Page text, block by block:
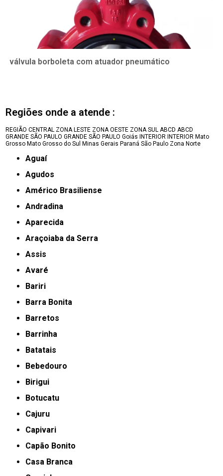
válvula borboleta com atuador pneumático
Regiões onde a atende :
REGIÃO CENTRAL ZONA LESTE ZONA OESTE ZONA SUL ABCD ABCD
GRANDE SÃO PAULO GRANDE SÃO PAULO Goiás INTERIOR INTERIOR Mato
Grosso Mato Grosso do Sul Minas Gerais Paraná São Paulo Zona Norte
Aguaí
Agudos
Américo Brasiliense
Andradina
Aparecida
Araçoiaba da Serra
Assis
Avaré
Bariri
Barra Bonita
Barretos
Barrinha
Batatais
Bebedouro
Birigui
Botucatu
Cajuru
Capivari
Capão Bonito
Casa Branca